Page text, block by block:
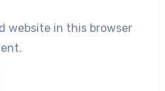
website in this browser